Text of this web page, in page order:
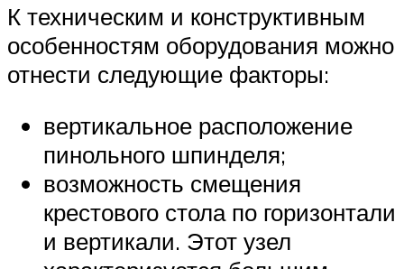
К техническим и конструктивным
особенностям оборудования можно
отнести следующие факторы:
вертикальное расположение
пинольного шпинделя;
возможность смещения
крестового стола по горизонтали
и вертикали. Этот узел